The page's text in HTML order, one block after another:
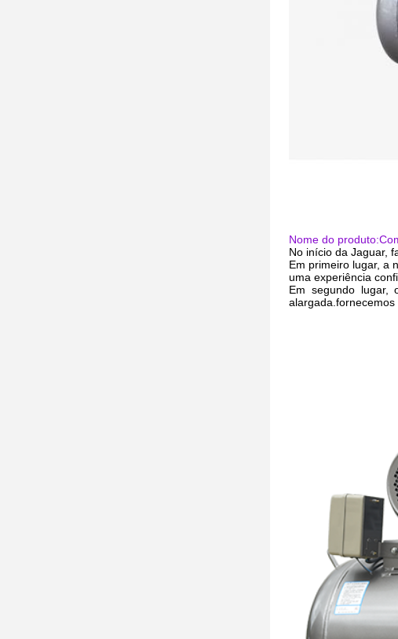
Nome do produto:
No início da Jaguar,
Em primeiro lugar, a
uma experiência
Em segundo lugar,